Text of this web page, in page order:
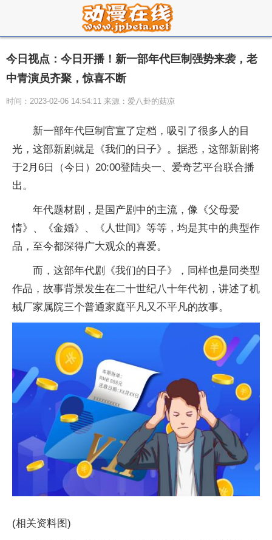
今日视点：今日开播！新一部年代巨制强势来袭，老
中青演员齐聚，惊喜不断
时间：2023-02-06 14:54:11 来源：爱八卦的菇凉
新一部年代巨制官宣了定档，吸引了很多人的目
光，这部新剧就是《我们的日子》。据悉，这部新剧将
于2月6日（今日）20:00登陆央一、爱奇艺平台联合播
出。
年代题材剧，是国产剧中的主流，像《父母爱
情》、《金婚》、《人世间》等等，均是其中的典型作
品，至今都深得广大观众的喜爱。
而，这部年代剧《我们的日子》，同样也是同类型
作品，故事背景发生在二十世纪八十年代初，讲述了机
械厂家属院三个普通家庭平凡又不平凡的故事。
(相关资料图)